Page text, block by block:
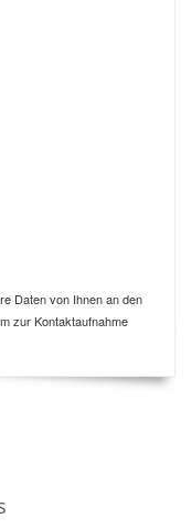
Daten von Ihnen an den
zur Kontaktaufnahme